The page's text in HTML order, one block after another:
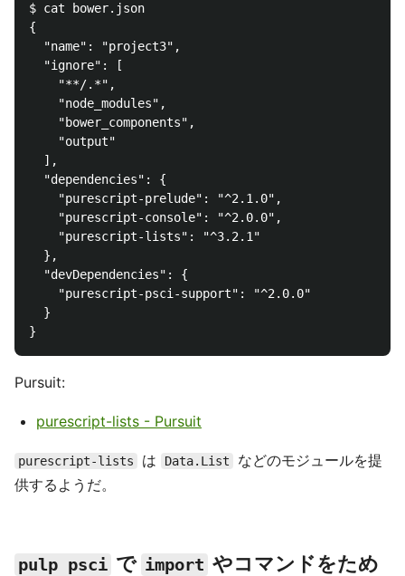
$ cat bower.json
{
  "name": "project3",
  "ignore": [
    "**/.*",
    "node_modules",
    "bower_components",
    "output"
  ],
  "dependencies": {
    "purescript-prelude": "^2.1.0",
    "purescript-console": "^2.0.0",
    "purescript-lists": "^3.2.1"
  },
  "devDependencies": {
    "purescript-psci-support": "^2.0.0"
  }
Pursuit:
purescript-lists - Pursuit
purescript-lists は Data.List
などのモジュールを提
供するようだ。
pulp psci で import やコマンドをため